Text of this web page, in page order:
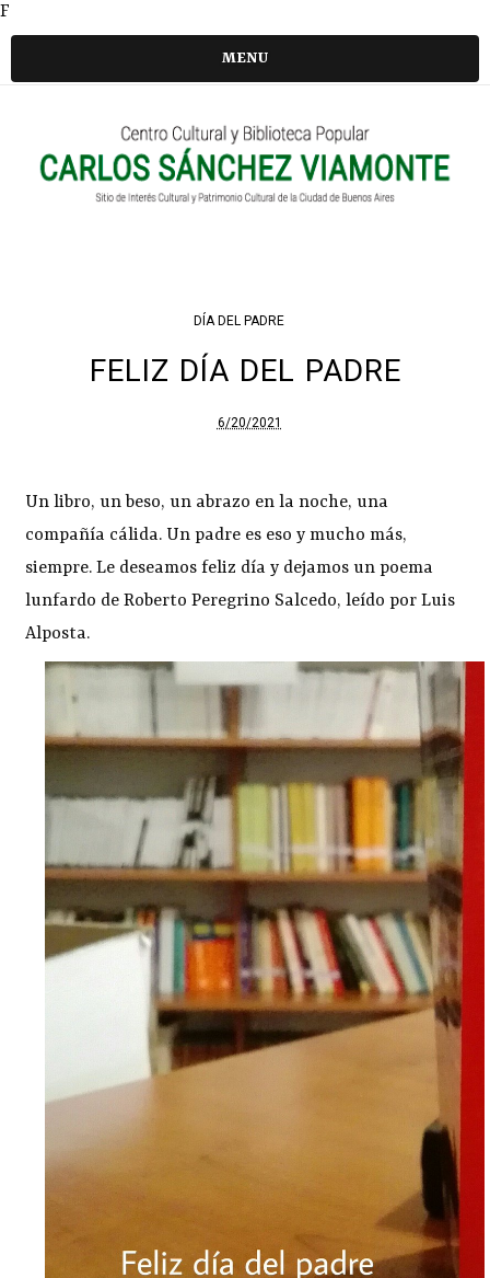
F
MENU
DÍA DEL PADRE
FELIZ DÍA DEL PADRE
6/20/2021
Un libro, un beso, un abrazo en la noche, una
compañía cálida. Un padre es eso y mucho más,
siempre. Le deseamos feliz día y dejamos un poema
lunfardo de Roberto Peregrino Salcedo, leído por Luis
Alposta.